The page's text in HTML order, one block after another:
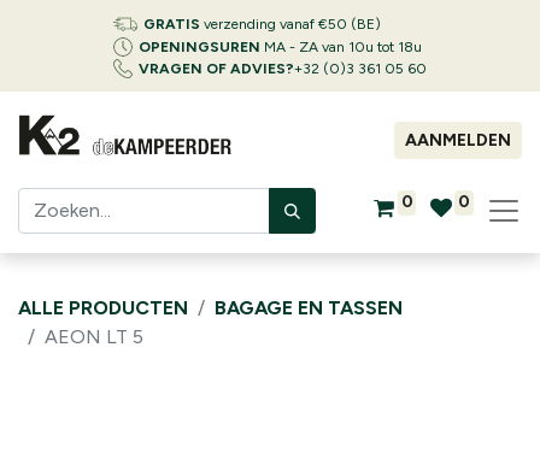
GRATIS verzending vanaf €50 (BE)
OPENINGSUREN MA - ZA van 10u tot 18u
VRAGEN OF ADVIES?+32 (0)3 361 05 60
AANMELDEN
0 0
ALLE PRODUCTEN
BAGAGE EN TASSEN
AEON LT 5